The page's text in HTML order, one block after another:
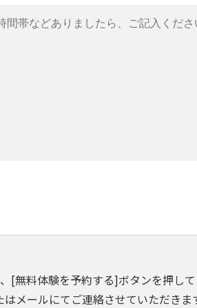
[無料体験を予約する]ボタンを押して
メールにてご連絡させていただきま